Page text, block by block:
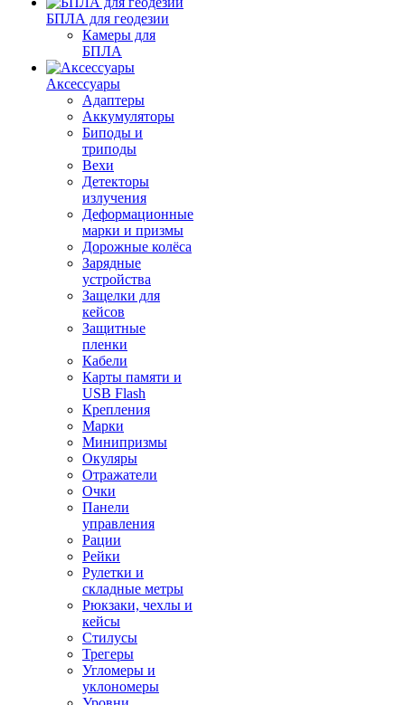
БПЛА для геодезии
Камеры для
БПЛА
Аксессуары
Адаптеры
Аккумуляторы
Биподы и
триподы
Вехи
Детекторы
излучения
Деформационные
марки и призмы
Дорожные колёса
Зарядные
устройства
Защелки для
кейсов
Защитные
пленки
Кабели
Карты памяти и
USB Flash
Крепления
Марки
Минипризмы
Окуляры
Отражатели
Очки
Панели
управления
Рации
Рейки
Рулетки и
складные метры
Рюкзаки, чехлы и
кейсы
Стилусы
Трегеры
Угломеры и
уклономеры